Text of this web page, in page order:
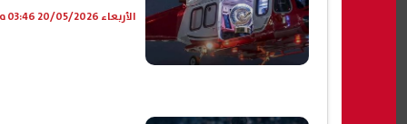
الأربعاء 20/05/2026 03:46 م